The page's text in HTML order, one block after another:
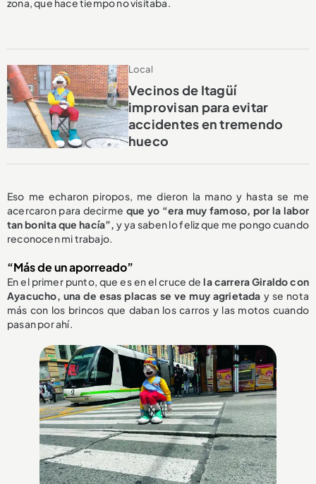
zona, que hace tiempo no visitaba.
Local
Vecinos de Itagüí
improvisan para evitar
accidentes en tremendo
hueco
Eso me echaron piropos, me dieron la mano y hasta se me
acercaron para decirme que yo “era muy famoso, por la labor
tan bonita que hacía”, y ya saben lo feliz que me pongo cuando
reconocen mi trabajo.
“Más de un aporreado”
En el primer punto, que es en el cruce dela carrera Giraldo con
Ayacucho, una de esas placas se ve muy agrietada y se nota
más con los brincos que daban los carros y las motos cuando
pasan por ahí.